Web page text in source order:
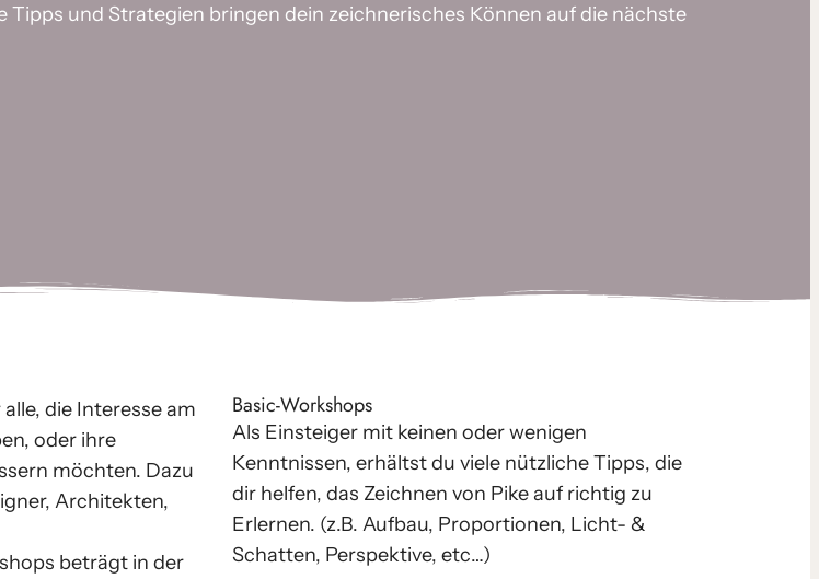
Tipps und Strategien brin­gen dein zeich­ne­ri­sches Können auf die nächs­te
die Interesse am
oder ihre
möch­ten. Dazu
Architekten,
beträgt in der
Basic-Workshops
Als Einsteiger mit kei­nen oder weni­gen
Kenntnissen, erhältst du vie­le nütz­li­che Tipps, die
dir hel­fen, das Zeichnen von Pike auf rich­tig zu
Erlernen. (z.B. Aufbau, Proportionen, Licht- &
Schatten, Perspektive, etc…)